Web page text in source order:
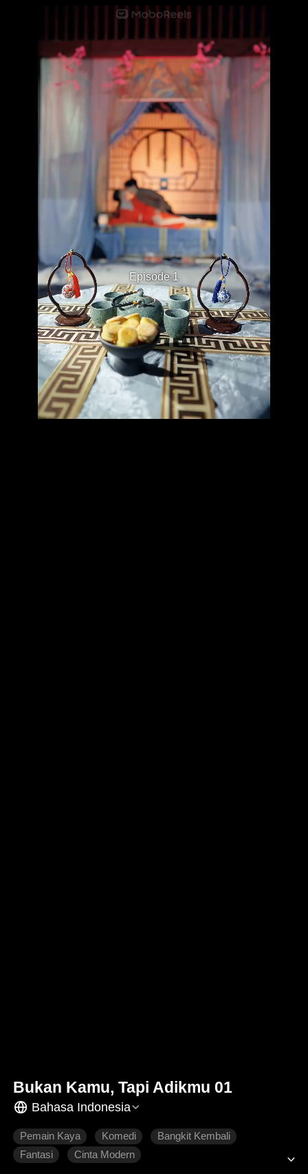
Episode 1
Bukan Kamu, Tapi Adikmu 01
Bahasa Indonesia
Pemain Kaya Komedi
Bangkit Kembali
Fantasi
Cinta Modern